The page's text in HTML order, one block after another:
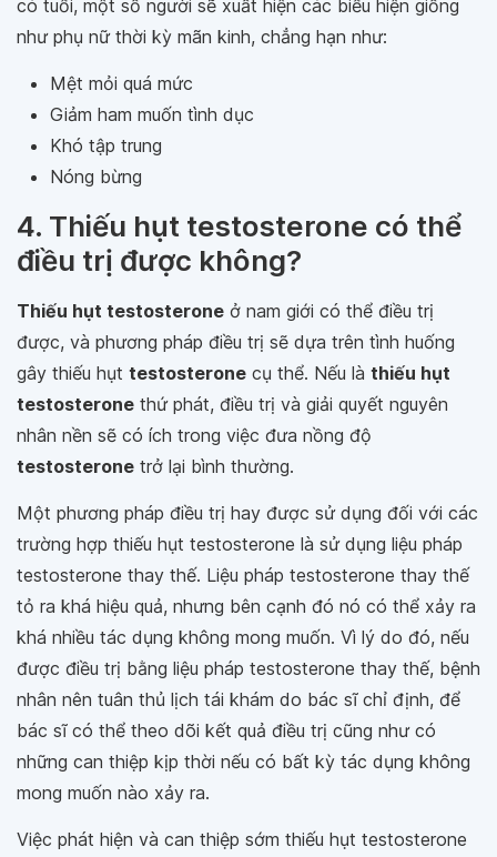
có tuổi, một số người sẽ xuất hiện các biểu hiện giống
như phụ nữ thời kỳ mãn kinh, chẳng hạn như:
Mệt mỏi quá mức
Giảm ham muốn tình dục
Khó tập trung
Nóng bừng
4. Thiếu hụt testosterone có thể
điều trị được không?
Thiếu hụt testosterone ở nam giới có thể điều trị
được, và phương pháp điều trị sẽ dựa trên tình huống
gây thiếu hụt testosterone cụ thể. Nếu là thiếu hụt
testosterone thứ phát, điều trị và giải quyết nguyên
nhân nền sẽ có ích trong việc đưa nồng độ
testosterone trở lại bình thường.
Một phương pháp điều trị hay được sử dụng đối với các
trường hợp thiếu hụt testosterone là sử dụng liệu pháp
testosterone thay thế. Liệu pháp testosterone thay thế
tỏ ra khá hiệu quả, nhưng bên cạnh đó nó có thể xảy ra
khá nhiều tác dụng không mong muốn. Vì lý do đó, nếu
được điều trị bằng liệu pháp testosterone thay thế, bệnh
nhân nên tuân thủ lịch tái khám do bác sĩ chỉ định, để
bác sĩ có thể theo dõi kết quả điều trị cũng như có
những can thiệp kịp thời nếu có bất kỳ tác dụng không
mong muốn nào xảy ra.
Việc phát hiện và can thiệp sớm thiếu hụt testosterone